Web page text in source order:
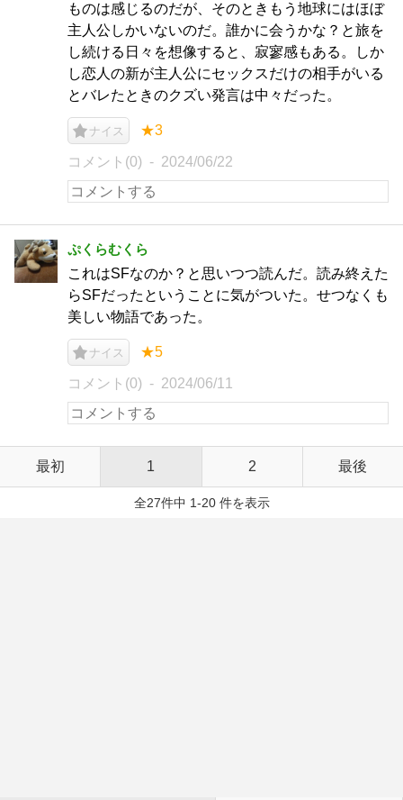
ものは感じるのだが、そのときもう地球にはほぼ
主人公しかいないのだ。誰かに会うかな？と旅を
し続ける日々を想像すると、寂寥感もある。しか
し恋人の新が主人公にセックスだけの相手がいる
とバレたときのクズい発言は中々だった。
ナイス ★3
コメント(0) 2024/06/22
ぷくらむくら
これはSFなのか？と思いつつ読んだ。読み終えた
らSFだったということに気がついた。せつなくも
美しい物語であった。
ナイス ★5
コメント(0) 2024/06/11
最初 1 2 最後
全27件中 1-20 件を表示